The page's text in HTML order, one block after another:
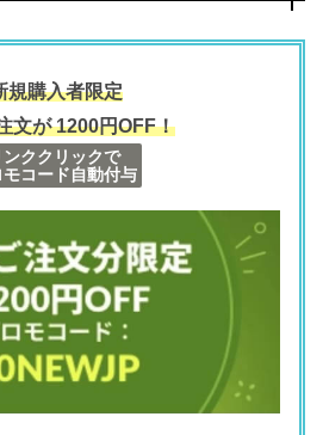
規購入者限定
文が 1200円OFF！
ンククリックで
モコード自動付与